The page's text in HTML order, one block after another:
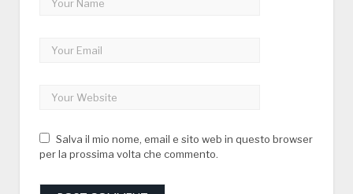
Salva il mio nome, email e sito web in questo browser
per la prossima volta che commento.